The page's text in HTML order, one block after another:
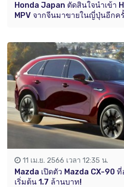
Honda Japan ตัดสินใจนำเข้า
MPV จากจีนมาขายในญี่ปุ่นอีกค
11 เม.ย. 2566 เวลา 12:35 น.
Mazda เปิดตัว Mazda CX-90 ที่
เริ่มต้น 1.7 ล้านบาท!